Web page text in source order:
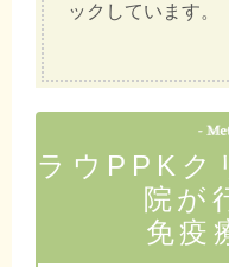
ックしています。
ラウPPKク
院が
免疫